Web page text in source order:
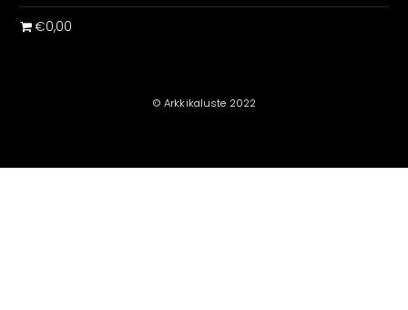
€0,00
© Arkkikaluste 2022